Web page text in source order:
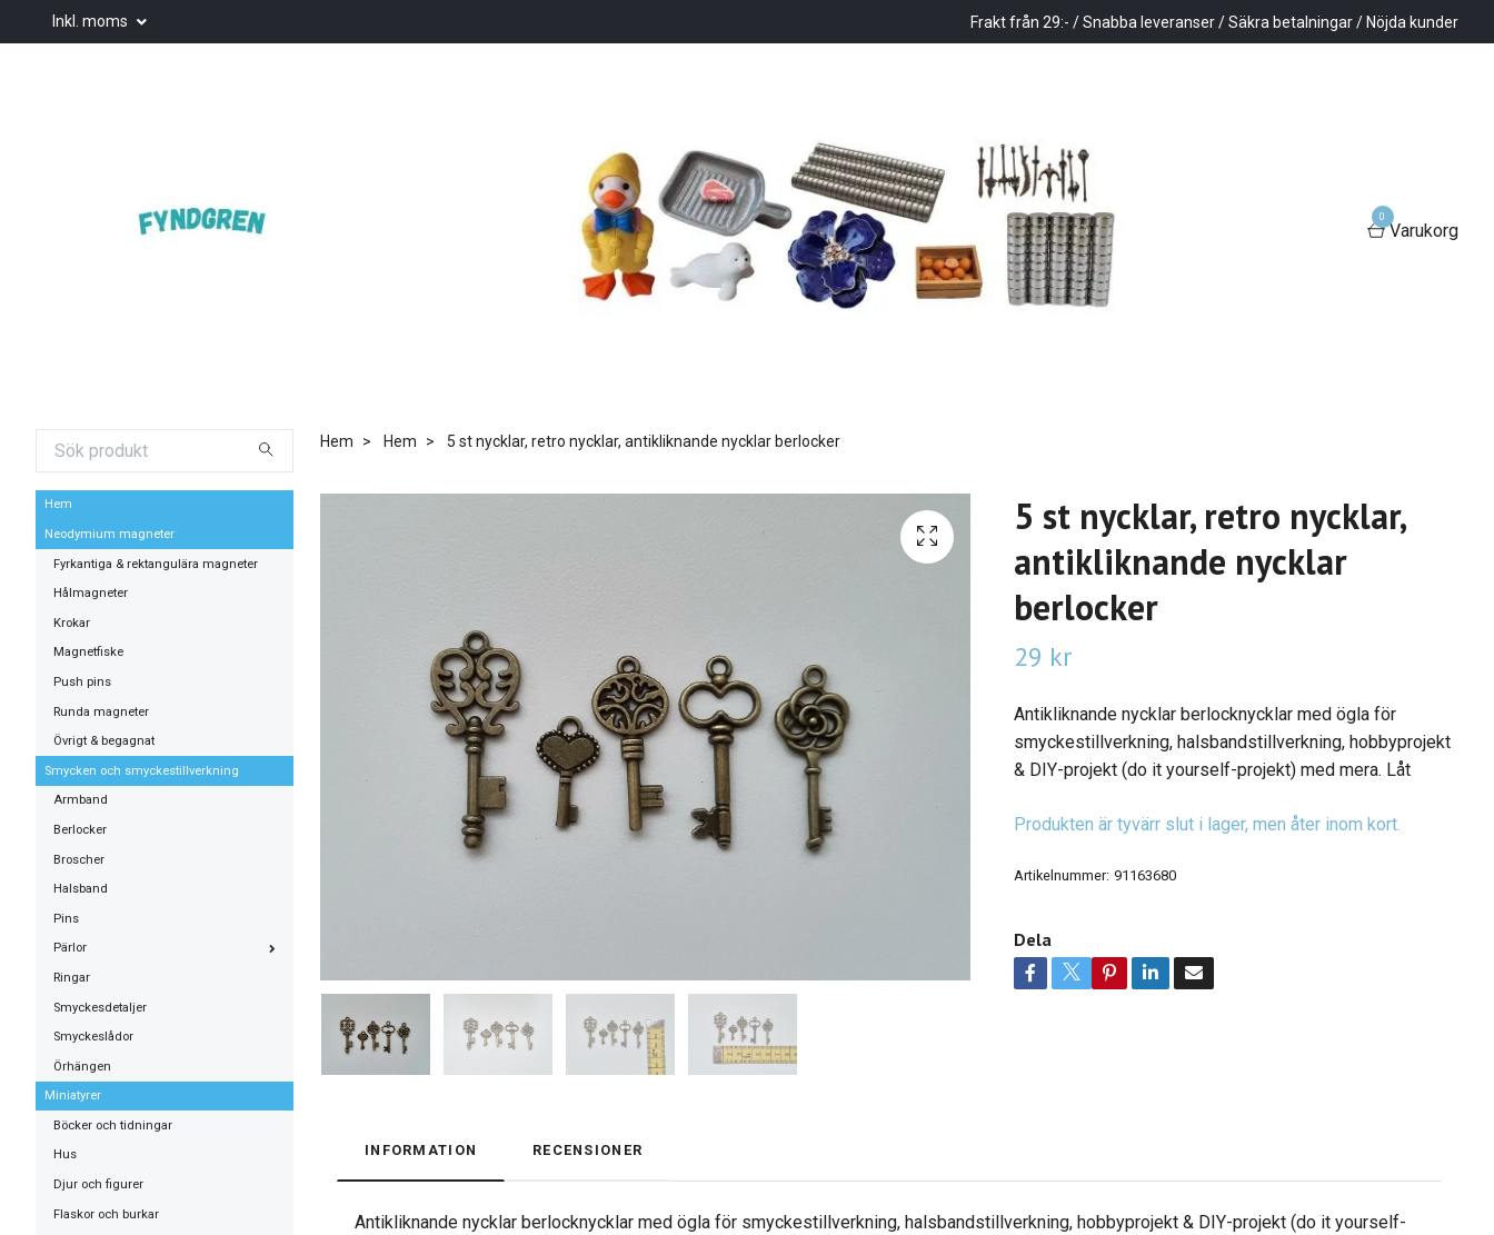
Inkl. moms Frakt från 29:- / Snabba leveranser / Säkra betalningar / Nöjda kunder
0
Varukorg
Hem
Neodymium magneter
Fyrkantiga & rektangulära magneter
Hålmagneter
Krokar
Magnetfiske
Push pins
Runda magneter
Övrigt & begagnat
Smycken och smyckestillverkning
Armband
Berlocker
Broscher
Halsband
Pins
Pärlor
Ringar
Smyckesdetaljer
Smyckeslådor
Örhängen
Miniatyrer
Böcker och tidningar
Hus
Djur och figurer
Flaskor och burkar
Hem Hem 5 st nycklar, retro nycklar, antikliknande nycklar berlocker
5 st nycklar, retro nycklar,
antikliknande nycklar
berlocker
29 kr
Antikliknande nycklar berlocknycklar med ögla för
smyckestillverkning, halsbandstillverkning, hobbyprojekt
& DIY-projekt (do it yourself-projekt) med mera. Låt
Produkten är tyvärr slut i lager, men åter inom kort.
Artikelnummer: 91163680
Dela
INFORMATION RECENSIONER
Antikliknande nycklar berlocknycklar med ögla för smyckestillverkning, halsbandstillverkning, hobbyprojekt & DIY-projekt (do it yourself-